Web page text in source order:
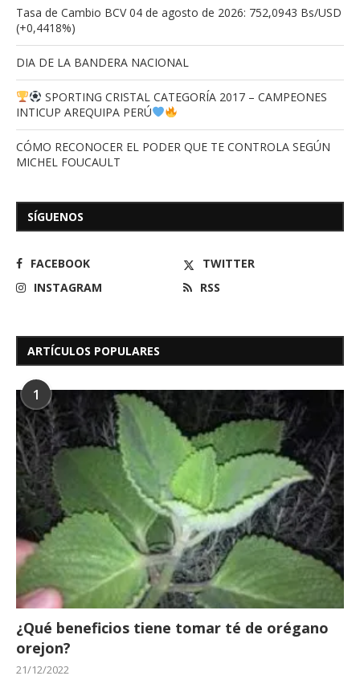
Tasa de Cambio BCV 04 de agosto de 2026: 752,0943 Bs/USD
(+0,4418%)
DIA DE LA BANDERA NACIONAL
SPORTING CRISTAL CATEGORÍA 2017 – CAMPEONES
INTICUP AREQUIPA PERÚ
CÓMO RECONOCER EL PODER QUE TE CONTROLA SEGÚN
MICHEL FOUCAULT
SÍGUENOS
FACEBOOK
TWITTER
INSTAGRAM
RSS
ARTÍCULOS POPULARES
1
¿Qué beneficios tiene tomar té de orégano
orejon?
21/12/2022